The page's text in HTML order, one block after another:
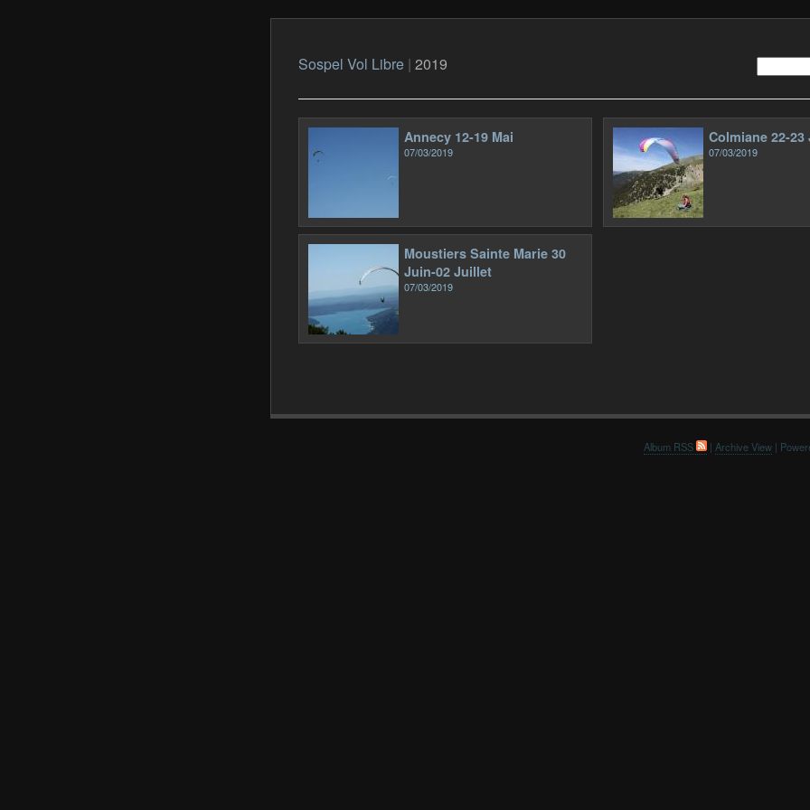
Sospel Vol Libre| 2019
Annecy 12-19 Mai
07/03/2019
Colmiane 22-23
07/03/2019
Moustiers Sainte Marie 30
Juin-02 Juillet
07/03/2019
Album RSS | Archive View |